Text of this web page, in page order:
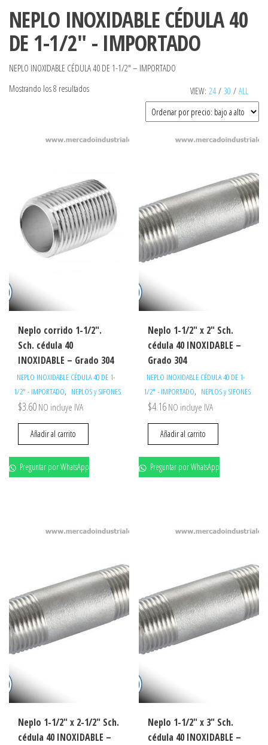
NEPLO INOXIDABLE CÉDULA 40
DE 1-1/2" - IMPORTADO
NEPLO INOXIDABLE CÉDULA 40 DE 1-1/2″ – IMPORTADO
VIEW: 24 / 30 / ALL
Mostrando los 8 resultadosOrdenado
a
Neplo corrido 1-1/2″.
Sch. cédula 40
INOXIDABLE – Grado 304
NEPLO INOXIDABLE CÉDULA 40 DE 1-
1/2" - IMPORTADO, NEPLOS y SIFONES
$3.60 NO incluye IVA
Añadir al carrito
Preguntar por WhatsApp
Neplo 1-1/2″ x 2″ Sch.
cédula 40 INOXIDABLE –
Grado 304
NEPLO INOXIDABLE CÉDULA 40 DE 1-
1/2" - IMPORTADO, NEPLOS y SIFONES
$4.16 NO incluye IVA
Añadir al carrito
Preguntar por WhatsApp
Neplo 1-1/2″ x 2-1/2″ Sch.
cédula 40 INOXIDABLE –
Neplo 1-1/2″ x 3″ Sch.
cédula 40 INOXIDABLE –